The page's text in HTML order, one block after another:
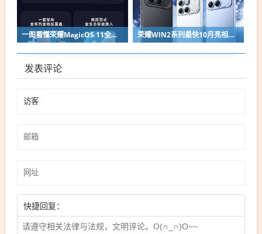
一图看懂荣耀MagicOS 11全新双架构：安卓底层重构 液态玻璃效果拉满 荣耀WIN2系列最快10月亮相：2nm芯片+万级电池组合同档唯一
发表评论
快捷回复：